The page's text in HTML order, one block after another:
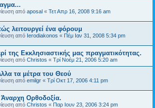
από aposal « Τετ Απρ 16, 2008 9:16 am
λειτουργεί ένα φόρουμ
από Ierodiakonos « Πέμ Ιαν 31, 2008 5:34 pm
της Εκκλησιαστικής μας πραγματικότητας.
από Christos « Τρί Νοέμ 21, 2006 5:20 am
τα μέτρα του Θεού
από emilgr « Τρί Οκτ 17, 2006 4:11 pm
Ορθοδοξία.
από Christos « Παρ Ιουν 23, 2006 3:24 pm